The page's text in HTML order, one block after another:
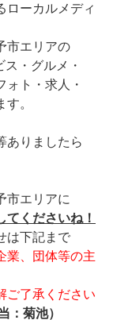
ローカルメディ
市エリアの
・グルメ・
ォト・求人・
。
ありましたら
市エリアに
てくださいね！
は下記まで
業、団体等の主
ご了承ください
：菊池）